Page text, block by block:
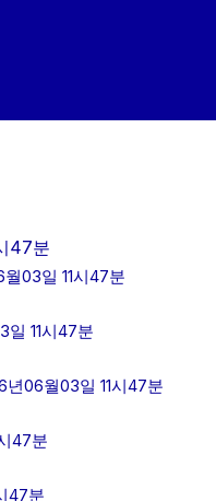
47분
03일 11시47분
11시47분
06월03일 11시47분
47분
47분